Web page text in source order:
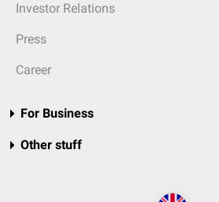
Investor Relations
Press
Career
For Business
Other stuff